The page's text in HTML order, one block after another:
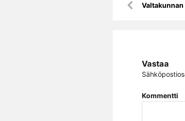
selaus
Vastaa
Kommentti